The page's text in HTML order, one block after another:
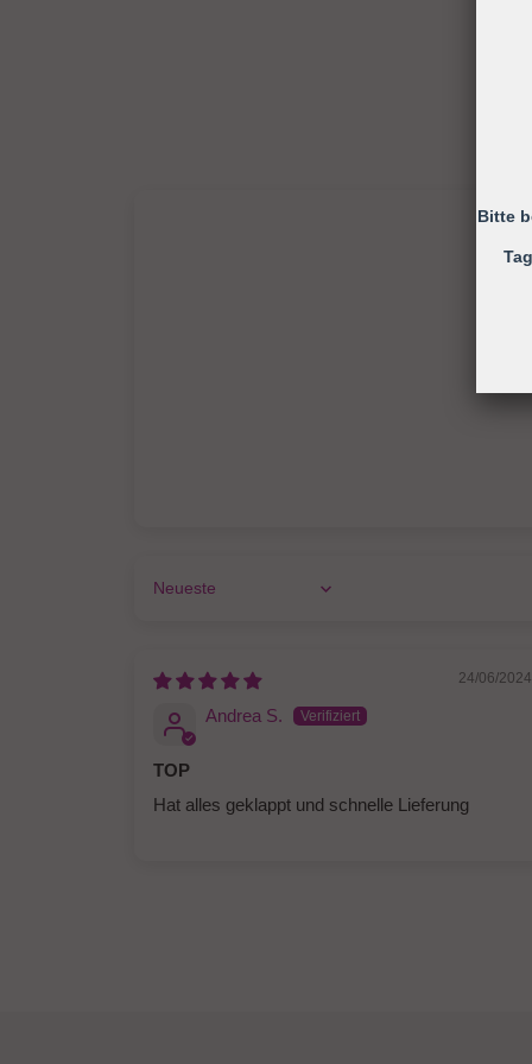
Sort by
24/06/2024
Andrea S.
TOP
Hat alles geklappt und schnelle Lieferung
Bitte